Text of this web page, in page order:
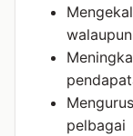
pelbagai